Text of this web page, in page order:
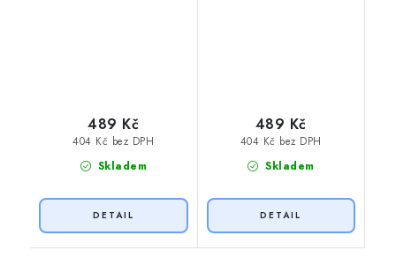
Skladem
404 Kč bez DPH
489 Kč
Skladem
404 Kč bez DPH
489 Kč